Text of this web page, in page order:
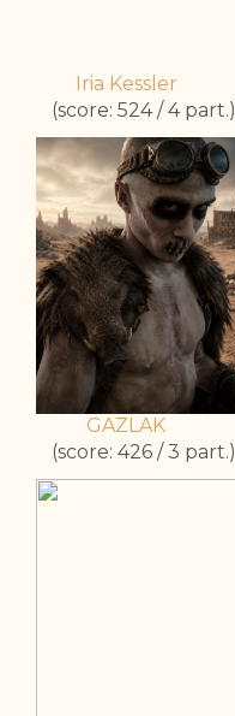
Iria Kessler
(score: 524 / 4 part.)
GAZLAK
(score: 426 / 3 part.)